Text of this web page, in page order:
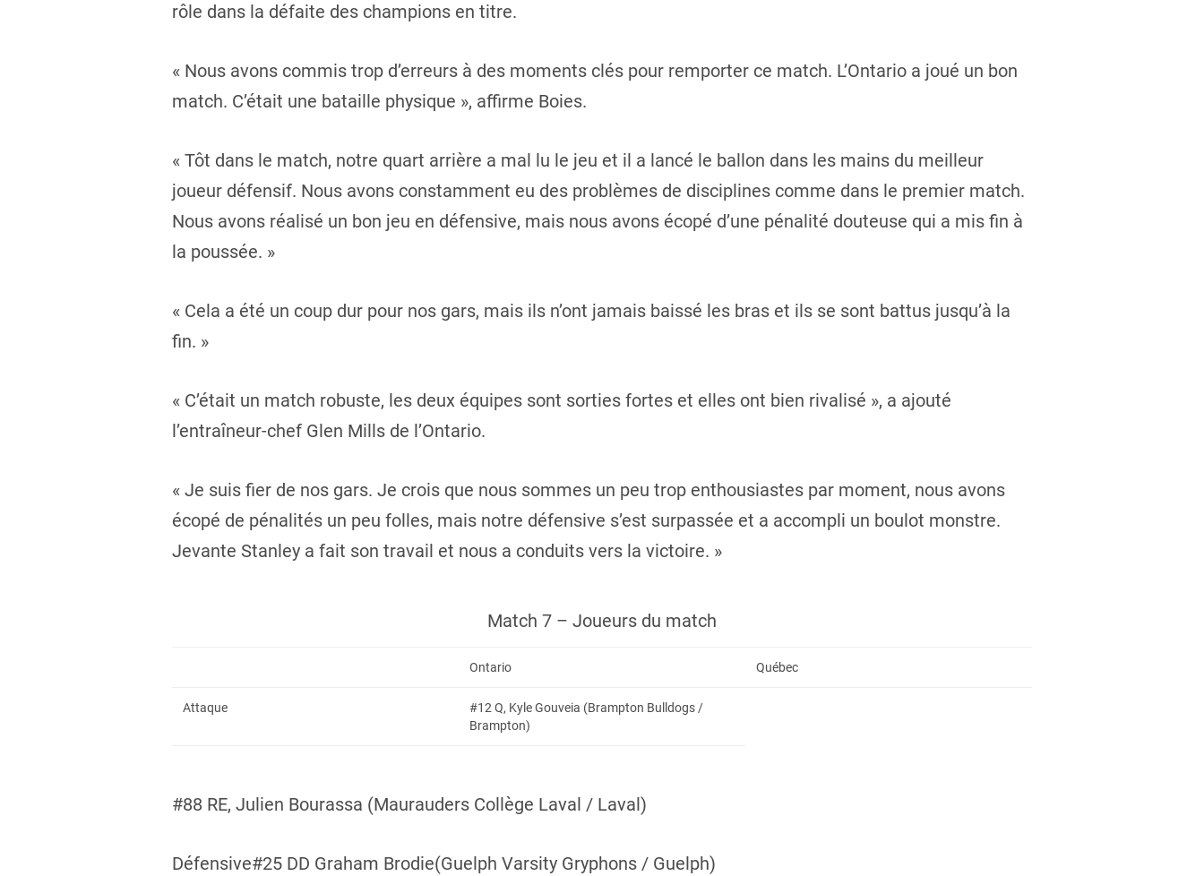
rôle dans la défaite des champions en titre.
« Nous avons commis trop d’erreurs à des moments clés pour remporter ce match. L’Ontario a joué un bon
match. C’était une bataille physique », affirme Boies.
« Tôt dans le match, notre quart arrière a mal lu le jeu et il a lancé le ballon dans les mains du meilleur
joueur défensif. Nous avons constamment eu des problèmes de disciplines comme dans le premier match.
Nous avons réalisé un bon jeu en défensive, mais nous avons écopé d’une pénalité douteuse qui a mis fin à
la poussée. »
« Cela a été un coup dur pour nos gars, mais ils n’ont jamais baissé les bras et ils se sont battus jusqu’à la
fin. »
« C’était un match robuste, les deux équipes sont sorties fortes et elles ont bien rivalisé », a ajouté
l’entraîneur-chef Glen Mills de l’Ontario.
« Je suis fier de nos gars. Je crois que nous sommes un peu trop enthousiastes par moment, nous avons
écopé de pénalités un peu folles, mais notre défensive s’est surpassée et a accompli un boulot monstre.
Jevante Stanley a fait son travail et nous a conduits vers la victoire. »
Match 7 – Joueurs du match
Ontario Québec
Attaque
#12 Q, Kyle Gouveia (Brampton Bulldogs /
Brampton)
#88 RE, Julien Bourassa (Maurauders Collège Laval / Laval)
Défensive#25 DD Graham Brodie(Guelph Varsity Gryphons / Guelph)